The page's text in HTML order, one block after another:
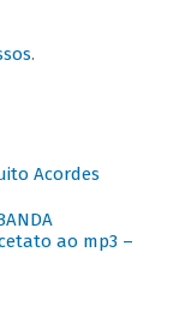
.
Acordes
ao mp3 –